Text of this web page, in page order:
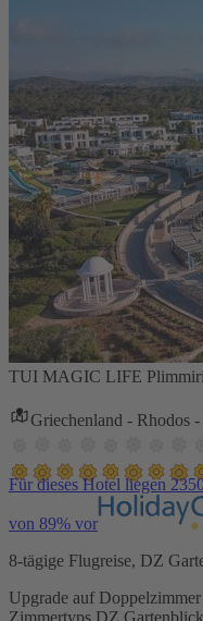
TUI MAGIC LIFE Plimmiri
Griechenland - Rhodos
Für dieses Hotel liegen
von 89% vor
8-tägige Flugreise, DZ
Upgrade auf
Zimmertyps DZ